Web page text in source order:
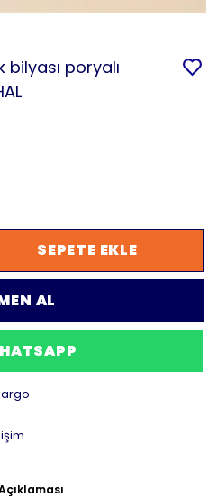
poryalı
SEPETE EKLE
AL